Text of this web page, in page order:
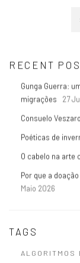
RECENT
Gunga Guerra:
migrações
27
Consuelo
Poéticas de
O cabelo na arte
Por que a
Maio 2026
TAGS
ALGORITMOS